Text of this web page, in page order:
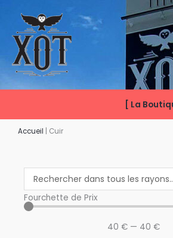
contenu
[ La
Accueil Cuir
Search
...
Fourchette de Prix
40 € — 40 €